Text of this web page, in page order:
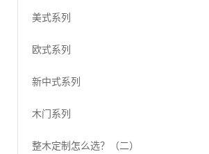
美式系列
欧式系列
新中式系列
木门系列
整木定制怎么选？（二）